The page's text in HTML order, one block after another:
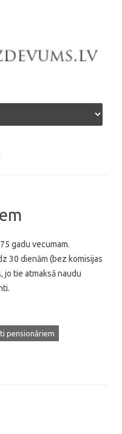
gadu vecumam.
30 dienām (bez komisijas
jo tie atmaksā naudu
pensionāriem